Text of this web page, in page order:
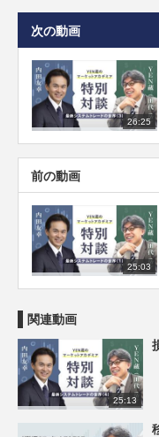
次の動画
26:25
前の動画
25:03
関連動画
25:13